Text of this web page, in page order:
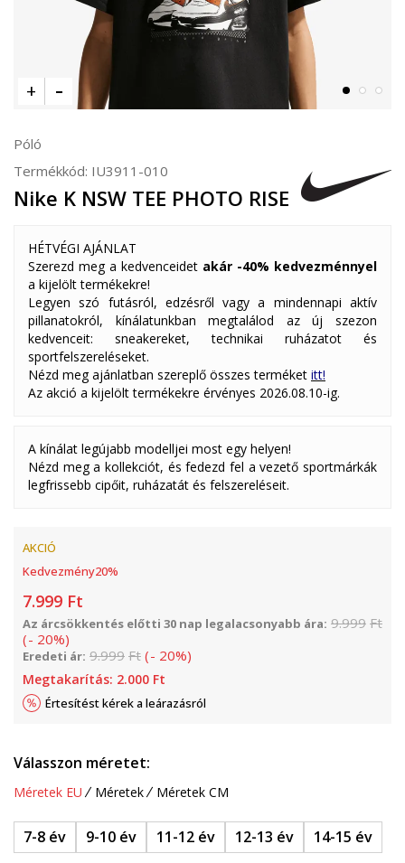
Póló
Termékkód: IU3911-010
Nike K NSW TEE PHOTO RISE
HÉTVÉGI AJÁNLAT
Szerezd meg a kedvenceidet akár -40% kedvezménnyel
a kijelölt termékekre!
Legyen szó futásról, edzésről vagy a mindennapi aktív
pillanatokról, kínálatunkban megtalálod az új szezon
kedvenceit: sneakereket, technikai ruházatot és
sportfelszereléseket.
Nézd meg ajánlatban szereplő összes terméket itt!
Az akció a kijelölt termékekre érvényes 2026.08.10-ig.
A kínálat legújabb modelljei most egy helyen!
Nézd meg a kollekciót, és fedezd fel a vezető sportmárkák
legfrissebb cipőit, ruházatát és felszereléseit.
AKCIÓ
Kedvezmény20%
7.999 Ft
Az árcsökkentés előtti 30 nap legalacsonyabb ára: 9.999 Ft
(- 20%)
Eredeti ár: 9.999 Ft (- 20%)
Megtakarítás: 2.000 Ft
Értesítést kérek a leárazásról
Válasszon méretet:
Méretek EU Méretek Méretek CM
7-8 év 9-10 év 11-12 év 12-13 év 14-15 év